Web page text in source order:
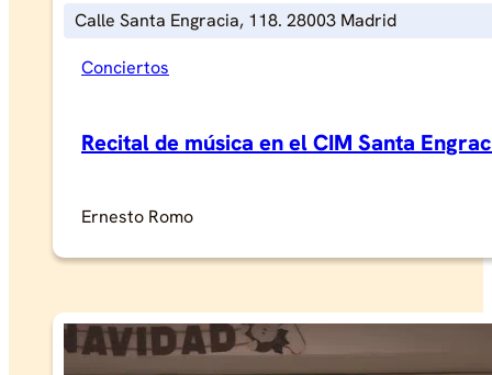
Calle Santa Engracia, 118. 28003 Madrid
Conciertos
Recital de música en el CIM Santa
Ernesto Romo